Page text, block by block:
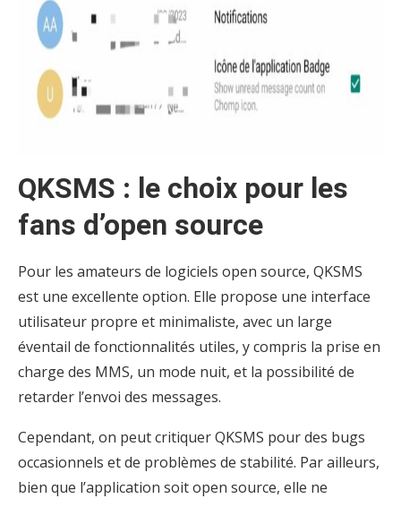
QKSMS : le choix pour les
fans d’open source
Pour les amateurs de logiciels open source, QKSMS
est une excellente option. Elle propose une interface
utilisateur propre et minimaliste, avec un large
éventail de fonctionnalités utiles, y compris la prise en
charge des MMS, un mode nuit, et la possibilité de
retarder l’envoi des messages.
Cependant, on peut critiquer QKSMS pour des bugs
occasionnels et de problèmes de stabilité. Par ailleurs,
bien que l’application soit open source, elle ne